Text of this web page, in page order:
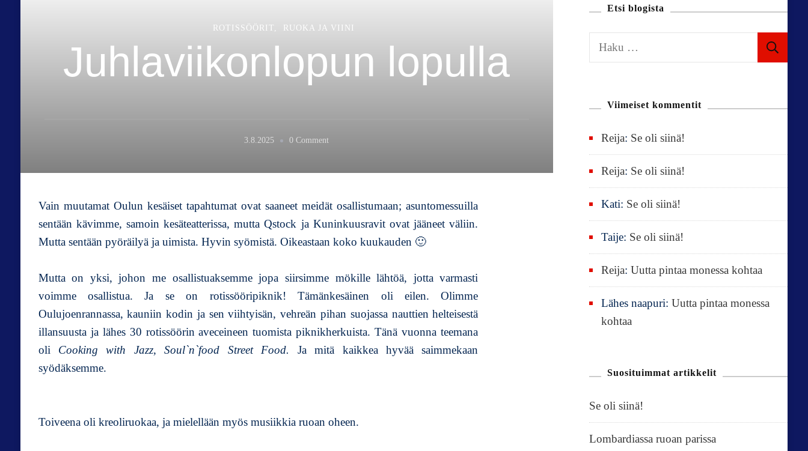
ROTISSÖÖRIT RUOKA JA VIINI
Juhlaviikonlopun lopulla
3.8.2025 0 Commento
l
a
k
o
l
o
p
Vain muutamat Oulun kesäiset tapahtumat ovat saaneet meidät osallistumaan; asuntomessuilla
sentään kävimme, samoin kesäteatterissa, mutta Qstock ja Kuninkuusravit ovat jääneet väliin.
Mutta sentään pyöräilyä ja uimista. Hyvin syömistä. Oikeastaan koko kuukauden 🙂
Mutta on yksi, johon me osallistuaksemme jopa siirsimme mökille lähtöä, jotta varmasti
voimme osallistua. Ja se on rotissööripiknik! Tämänkesäinen oli eilen. Olimme
Oulujoenrannassa, kauniin kodin ja sen viihtyisän, vehreän pihan suojassa nauttien helteisestä
illansuusta ja lähes 30 rotissöörin aveceineen tuomista piknikherkuista. Tänä vuonna teemana
oli Cooking with Jazz, Soul`n`food Street Food. Ja mitä kaikkea hyvää saimmekaan
syödäksemme.
Toiveena oli kreoliruokaa, ja mielellään myös musiikkia ruoan oheen.
Etsi blogista
a
Viimeiset kommentit
Reija: Se oli siinä!
Reija: Se oli siinä!
Kati: Se oli siinä!
Taije: Se oli siinä!
Reija:Uutta pintaa monessa kohtaa
Lähes naapuri:Uutta pintaa monessa
kohtaa
Suosituimmat artikkelit
Se oli siinä!
Lombardiassa ruoan parissa